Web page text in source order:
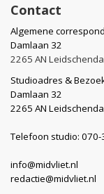
Contact
Algemene
Damlaan 32
2265 AN
Studioadres &
Damlaan 32
2265 AN
Telefoon studio:
info@midvliet.nl
redactie@midvliet.nl